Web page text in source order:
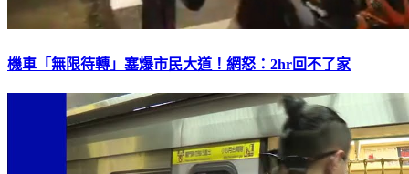
機車「無限待轉」塞爆市民大道！網怒：2hr回不了家